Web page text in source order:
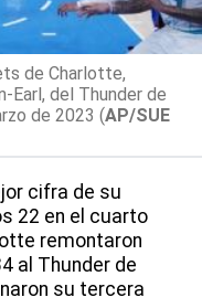
de Charlotte,
Earl, del Thunder de
de 2023 (AP/SUE
cifra de su
22 en el cuarto
remontaron
al Thunder de
su tercera